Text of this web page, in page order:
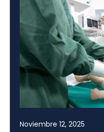
Noviembre 12, 2025